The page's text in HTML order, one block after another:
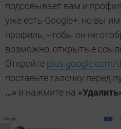
подсовывает вам и
уже есть Google+, но вы им
профиль, чтобы он не
возможно, открытые
Откройте plus.google.com/
поставьте галочку перед
…» и нажмите на